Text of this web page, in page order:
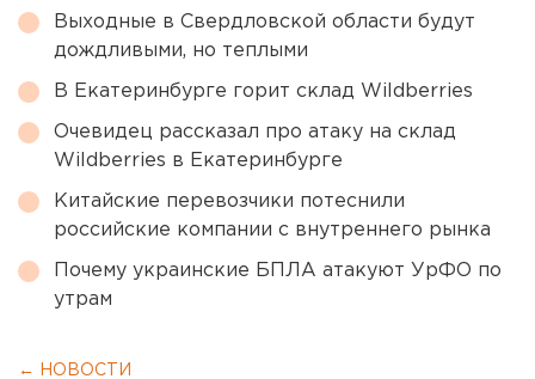
Выходные в Свердловской области будут
дождливыми, но теплыми
В Екатеринбурге горит склад Wildberries
Очевидец рассказал про атаку на склад
Wildberries в Екатеринбурге
Китайские перевозчики потеснили
российские компании с внутреннего рынка
Почему украинские БПЛА атакуют УрФО по
утрам
← НОВОСТИ